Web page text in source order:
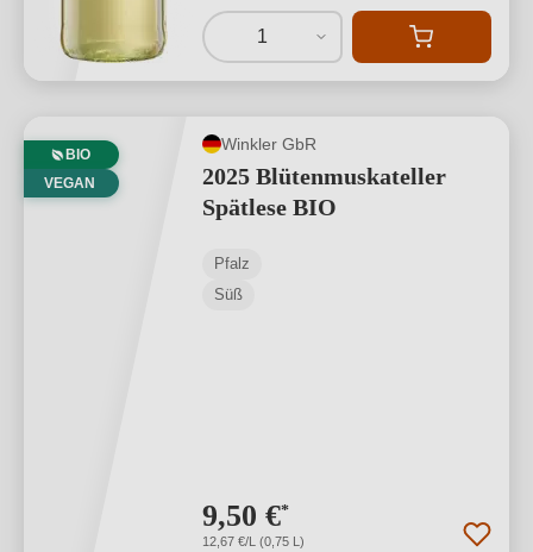
1
BIO
VEGAN
Winkler GbR
2025 Blütenmuskateller
Spätlese BIO
Pfalz
Süß
9,50 €*
12,67 €/L (0,75 L)